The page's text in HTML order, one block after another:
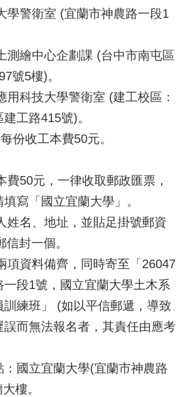
學警衛室 (宜蘭市神農路一段1
測繪中心企劃課 (台中市南屯區
號5樓)。
用科技大學警衛室 (建工校區：
工路415號)。
份收工本費50元。
費50元，一律收取郵政匯票，
寫「國立宜蘭大學」。
姓名、地址，並貼足掛號郵資
信封一個。
項資料備齊，同時寄至「26047
一段1號，國立宜蘭大學土木系
訓練班」 (如以平信郵遞，導致
誤而無法報名者，其責任由應考
：國立宜蘭大學(宜蘭市神農路
樓。